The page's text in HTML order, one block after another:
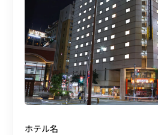
ホテル名